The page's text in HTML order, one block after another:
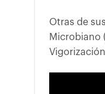
Otras de
Microbiano